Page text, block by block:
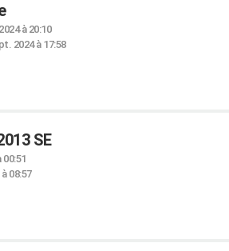
à 20:10
2024 à 17:58
SE
00:51
08:57